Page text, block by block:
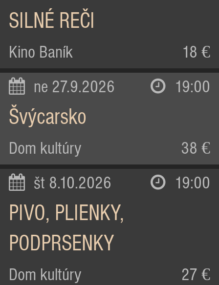
SILNÉ REČI
Kino Baník 18 €
ne 27.9.2026 19:00
Švýcarsko
Dom kultúry 38 €
št 8.10.2026 19:00
PIVO, PLIENKY,
PODPRSENKY
Dom kultúry 27 €